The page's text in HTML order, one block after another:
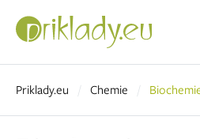
Priklady.eu Chemie